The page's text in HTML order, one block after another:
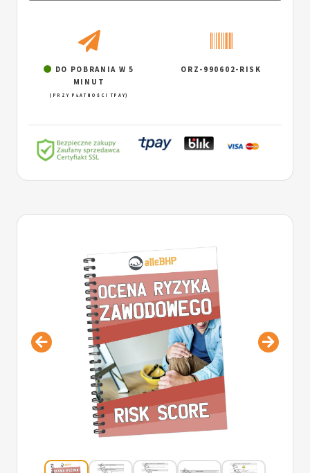
DO POBRANIA W 5
MINUT
(PRZY PŁATNOŚCI TPAY)
ORZ-990602-RISK